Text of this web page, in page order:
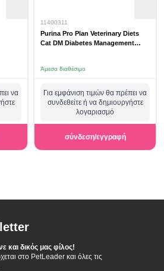
να
11400311
Purina Pro Plan Veterinary Diets
Cat DM Diabetes Management
Άμεσα διαθέσιμο
Για εμφάνιση τιμών θα πρέπει να
συνδεθείτε ή να δημιουργήστε
λογαριασμό
σύνδεση/εγγραφή
και δικός μας φίλος!
στο PetLeader και όλες τις